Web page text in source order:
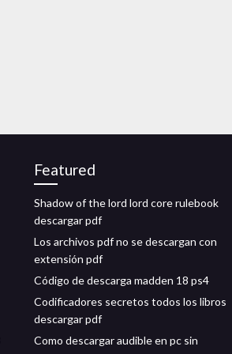
Featured
Shadow of the lord lord core rulebook
descargar pdf
Los archivos pdf no se descargan con
extensión pdf
Código de descarga madden 18 ps4
Codificadores secretos todos los libros
descargar pdf
Como descargar audible en pc sin